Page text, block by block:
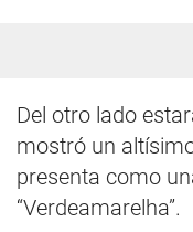
Del otro lado
mostró un
presenta como
“Verdeamarelha”.